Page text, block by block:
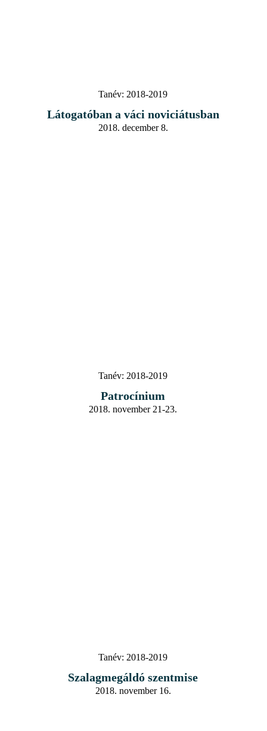
Tanév: 2018-2019
Látogatóban a váci noviciátusban
2018. december 8.
Tanév: 2018-2019
Patrocínium
2018. november 21-23.
Tanév: 2018-2019
Szalagmegáldó szentmise
2018. november 16.